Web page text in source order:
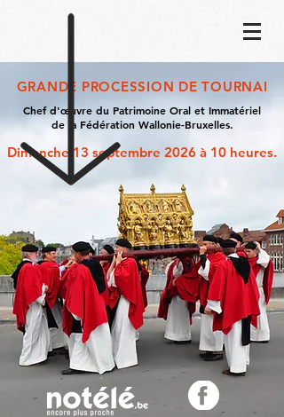
GRANDE PROCESSION DE TOURNAI
Chef d'œuvre du Patrimoine Oral et Immatériel
de la Fédération Wallonie-Bruxelles.
Dimanche 13 septembre 2026 à 10 heures.